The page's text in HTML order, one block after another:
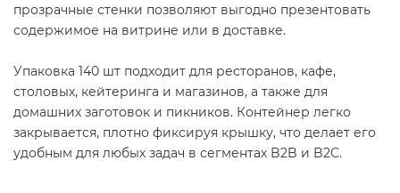
прозрачные стенки позволяют выгодно презентовать
содержимое на витрине или в доставке.
Упаковка 140 шт подходит для ресторанов, кафе,
столовых, кейтеринга и магазинов, а также для
домашних заготовок и пикников. Контейнер легко
закрывается, плотно фиксируя крышку, что делает его
удобным для любых задач в сегментах B2B и B2C.